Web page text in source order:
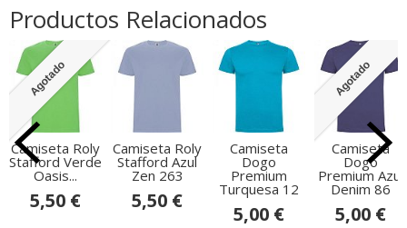
Productos Relacionados
Agotado
Camiseta Roly
Stafford Verde
Oasis...
5,50 €
Camiseta Roly
Stafford Azul
Zen 263
5,50 €
Camiseta
Dogo
Premium
Turquesa 12
5,00 €
Agotado
Camiseta
Dogo
Premium Azul
Denim 86
5,00 €